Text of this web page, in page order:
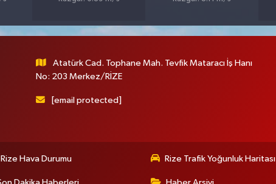
Atatürk Cad. Tophane Mah. Tevfik Mataracı İş Hanı
No: 203 Merkez/RİZE
[email protected]
Rize Hava Durumu Rize Trafik Yoğunluk Haritası